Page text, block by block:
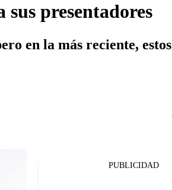
presentadores
en la más reciente, estos
PUBLICIDAD